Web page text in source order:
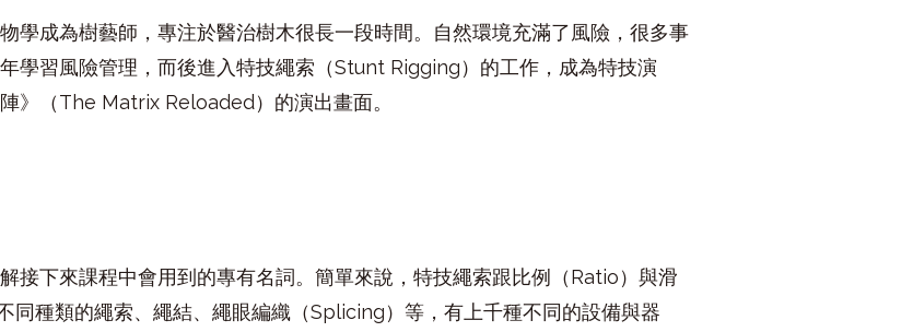
學成為樹藝師，專注於醫治樹木很長一段時間。自然環境充滿了風險，很多事
學習風險管理，而後進入特技繩索（Stunt Rigging）的工作，成為特技演
》（The Matrix Reloaded）的演出畫面。
接下來課程中會用到的專有名詞。簡單來說，特技繩索跟比例（Ratio）與滑
種類的繩索、繩結、繩眼編織（Splicing）等，有上千種不同的設備與器